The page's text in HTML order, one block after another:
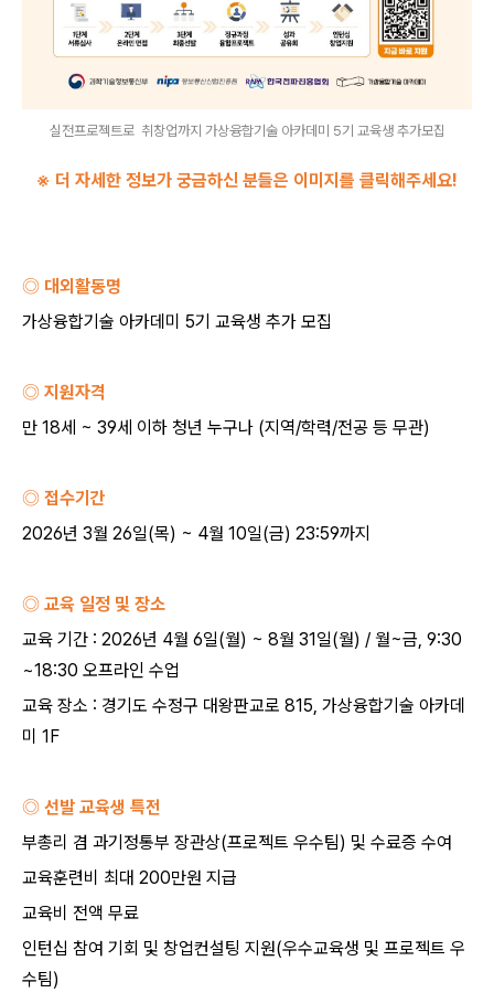
실전프로젝트로 취창업까지 가상융합기술 아카데미 5기 교육생 추가모집
※ 더 자세한 정보가 궁금하신 분들은 이미지를 클릭해주세요!
◎ 대외활동명
가상융합기술 아카데미 5기 교육생 추가 모집
◎ 지원자격
만 18세 ~ 39세 이하 청년 누구나 (지역/학력/전공 등 무관)
◎ 접수기간
2026년 3월 26일(목) ~ 4월 10일(금) 23:59까지
◎ 교육 일정 및 장소
교육 기간 : 2026년 4월 6일(월) ~ 8월 31일(월) / 월~금, 9:30
~18:30 오프라인 수업
교육 장소 : 경기도 수정구 대왕판교로 815, 가상융합기술 아카데
미 1F
◎ 선발 교육생 특전
부총리 겸 과기정통부 장관상(프로젝트 우수팀) 및 수료증 수여
교육훈련비 최대 200만원 지급
교육비 전액 무료
인턴십 참여 기회 및 창업컨설팅 지원(우수교육생 및 프로젝트 우
수팀)